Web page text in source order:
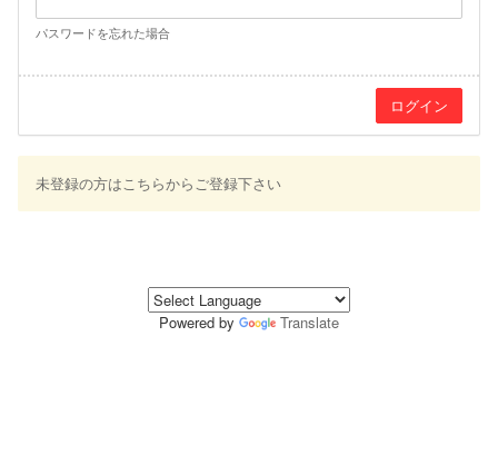
パスワードを忘れた場合
未登録の方はこちらからご登録下さい
Powered by Translate